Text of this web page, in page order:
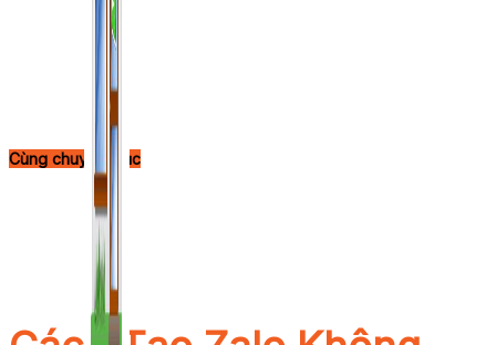
Cùng chuyên mục